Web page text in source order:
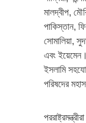
মালদ্বীপ,
পাকিস্তান,
সোমালিয়া,
এবং
ইসলামি
পরিষদের